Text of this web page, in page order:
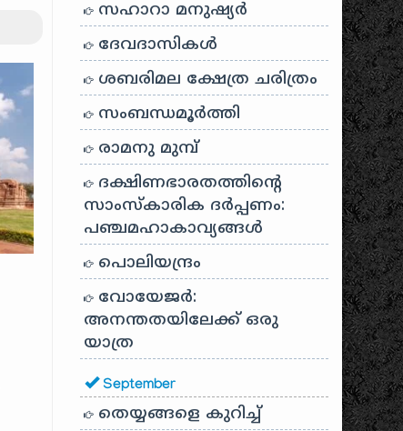
സഹാറാ മനുഷ്യർ
ദേവദാസികൾ
ശബരിമല ക്ഷേത്ര ചരിത്രം
സംബന്ധമൂർത്തി
രാമനു മുമ്പ്
ദക്ഷിണഭാരതത്തിൻ്റെ
സാംസ്കാരിക ദർപ്പണം:
പഞ്ചമഹാകാവ്യങ്ങൾ
പൊലിയന്ദ്രം
വോയേജർ:
അനന്തതയിലേക്ക് ഒരു
യാത്ര
September
തെയ്യങ്ങളെ കുറിച്ച്